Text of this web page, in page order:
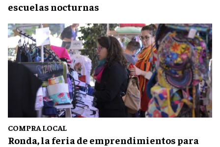
escuelas nocturnas
COMPRA LOCAL
Ronda, la feria de emprendimientos para